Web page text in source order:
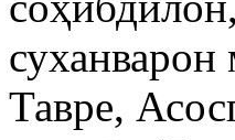
суханварон
Тавре,